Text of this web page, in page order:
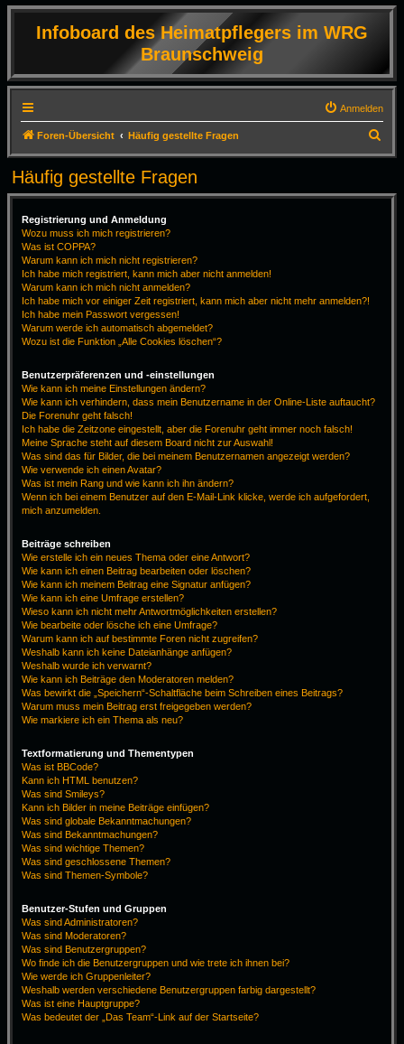
Infoboard des Heimatpflegers im WRG
Braunschweig
Anmelden
Foren-Übersicht Häufig gestellte Fragen
u
h
Häufig gestellte Fragen
Registrierung und Anmeldung
Wozu muss ich mich registrieren?
Was ist COPPA?
Warum kann ich mich nicht registrieren?
Ich habe mich registriert, kann mich aber nicht anmelden!
Warum kann ich mich nicht anmelden?
Ich habe mich vor einiger Zeit registriert, kann mich aber nicht mehr anmelden?!
Ich habe mein Passwort vergessen!
Warum werde ich automatisch abgemeldet?
Wozu ist die Funktion „Alle Cookies löschen“?
Benutzerpräferenzen und -einstellungen
Wie kann ich meine Einstellungen ändern?
Wie kann ich verhindern, dass mein Benutzername in der Online-Liste auftaucht?
Die Forenuhr geht falsch!
Ich habe die Zeitzone eingestellt, aber die Forenuhr geht immer noch falsch!
Meine Sprache steht auf diesem Board nicht zur Auswahl!
Was sind das für Bilder, die bei meinem Benutzernamen angezeigt werden?
Wie verwende ich einen Avatar?
Was ist mein Rang und wie kann ich ihn ändern?
Wenn ich bei einem Benutzer auf den E-Mail-Link klicke, werde ich aufgefordert,
mich anzumelden.
Beiträge schreiben
Wie erstelle ich ein neues Thema oder eine Antwort?
Wie kann ich einen Beitrag bearbeiten oder löschen?
Wie kann ich meinem Beitrag eine Signatur anfügen?
Wie kann ich eine Umfrage erstellen?
Wieso kann ich nicht mehr Antwortmöglichkeiten erstellen?
Wie bearbeite oder lösche ich eine Umfrage?
Warum kann ich auf bestimmte Foren nicht zugreifen?
Weshalb kann ich keine Dateianhänge anfügen?
Weshalb wurde ich verwarnt?
Wie kann ich Beiträge den Moderatoren melden?
Was bewirkt die „Speichern“-Schaltfläche beim Schreiben eines Beitrags?
Warum muss mein Beitrag erst freigegeben werden?
Wie markiere ich ein Thema als neu?
Textformatierung und Thementypen
Was ist BBCode?
Kann ich HTML benutzen?
Was sind Smileys?
Kann ich Bilder in meine Beiträge einfügen?
Was sind globale Bekanntmachungen?
Was sind Bekanntmachungen?
Was sind wichtige Themen?
Was sind geschlossene Themen?
Was sind Themen-Symbole?
Benutzer-Stufen und Gruppen
Was sind Administratoren?
Was sind Moderatoren?
Was sind Benutzergruppen?
Wo finde ich die Benutzergruppen und wie trete ich ihnen bei?
Wie werde ich Gruppenleiter?
Weshalb werden verschiedene Benutzergruppen farbig dargestellt?
Was ist eine Hauptgruppe?
Was bedeutet der „Das Team“-Link auf der Startseite?